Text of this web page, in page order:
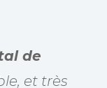
de
et très